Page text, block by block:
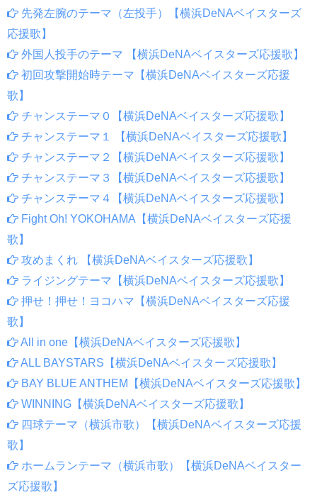
先発左腕のテーマ（左投手）【横浜DeNAベイスターズ
応援歌】
外国人投手のテーマ 【横浜DeNAベイスターズ応援歌】
初回攻撃開始時テーマ【横浜DeNAベイスターズ応援
歌】
チャンステーマ０【横浜DeNAベイスターズ応援歌】
チャンステーマ１ 【横浜DeNAベイスターズ応援歌】
チャンステーマ２【横浜DeNAベイスターズ応援歌】
チャンステーマ３【横浜DeNAベイスターズ応援歌】
チャンステーマ４【横浜DeNAベイスターズ応援歌】
Fight Oh! YOKOHAMA【横浜DeNAベイスターズ応援
歌】
攻めまくれ 【横浜DeNAベイスターズ応援歌】
ライジングテーマ【横浜DeNAベイスターズ応援歌】
押せ！押せ！ヨコハマ【横浜DeNAベイスターズ応援
歌】
All in one【横浜DeNAベイスターズ応援歌】
ALL BAYSTARS【横浜DeNAベイスターズ応援歌】
BAY BLUE ANTHEM【横浜DeNAベイスターズ応援歌】
WINNING【横浜DeNAベイスターズ応援歌】
四球テーマ（横浜市歌）【横浜DeNAベイスターズ応援
歌】
ホームランテーマ（横浜市歌）【横浜DeNAベイスター
ズ応援歌】